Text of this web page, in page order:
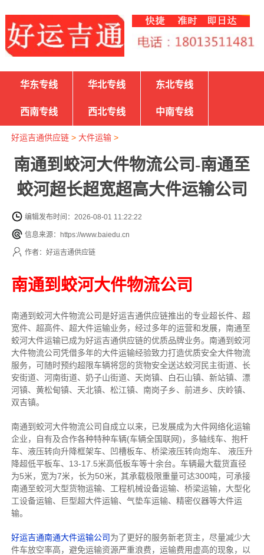
华东专线 华北专线 东北专线
西南专线 西北专线 中南专线
好运吉通供应链> 大件运输>
南通到蛟河大件物流公司-南通至
蛟河超长超宽超高大件运输公司
编辑发布时间：2026-08-01 11:22:22
信息来源：https://www.baiedu.cn
作者：好运吉通供应链
南通到蛟河大件物流公司
南通到蛟河大件物流公司是好运吉通供应链推出的专业超长件、超
宽件、超高件、超大件运输业务，经过多年的运营和发展，南通至
蛟河大件运输已成为好运吉通供应链的优质品牌业务。南通到蛟河
大件物流公司凭借多年的大件运输经验致力打造优质安全大件物流
服务，可随时预约超限车辆将您的货物安全送达蛟河民主街道、长
安街道、河南街道、奶子山街道、天岗镇、白石山镇、新站镇、漂
河镇、黄松甸镇、天北镇、松江镇、南岗子乡、前进乡、庆岭镇、
双吉镇。
南通到蛟河大件物流公司自成立以来，已发展成为大件网络化运输
企业，自有及合作各种特种车辆(车辆全国联网)，多轴线车、抱杆
车、液压转向升降框架车、凹槽板车、桥梁液压转向炮车、 液压升
降超低平板车、13-17.5米高低板车等十余台。车辆最大载货直径
为5米，宽为7米，长为50米，其承载极限重量可达300吨，可承接
南通至蛟河大型货物运输、工程机械设备运输、桥梁运输，大型化
工设备运输、巨型超大件运输、气垫车运输、精密仪器等大件运
输。
好运吉通南通大件运输公司为了更好的服务新老货主，尽量减少大
件车放空率高，避免运输资源严重浪费，运输费用虚高的现象，以